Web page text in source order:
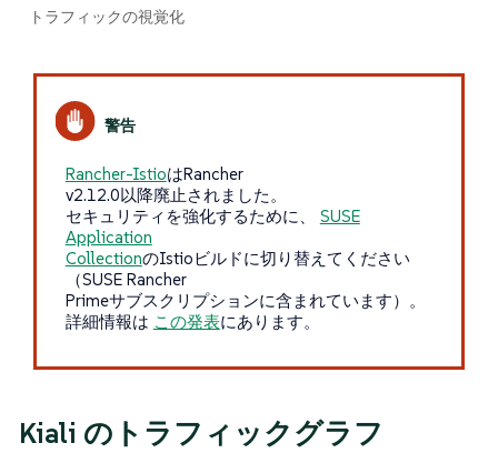
トラフィックの視覚化
Rancher-IstioはRancher
v2.12.0以降廃止されました。
セキュリティを強化するために、 SUSE
Application
CollectionのIstioビルドに切り替えてください
（SUSE Rancher
Primeサブスクリプションに含まれています）。
詳細情報は この発表にあります。
Kiali のトラフィックグラフ